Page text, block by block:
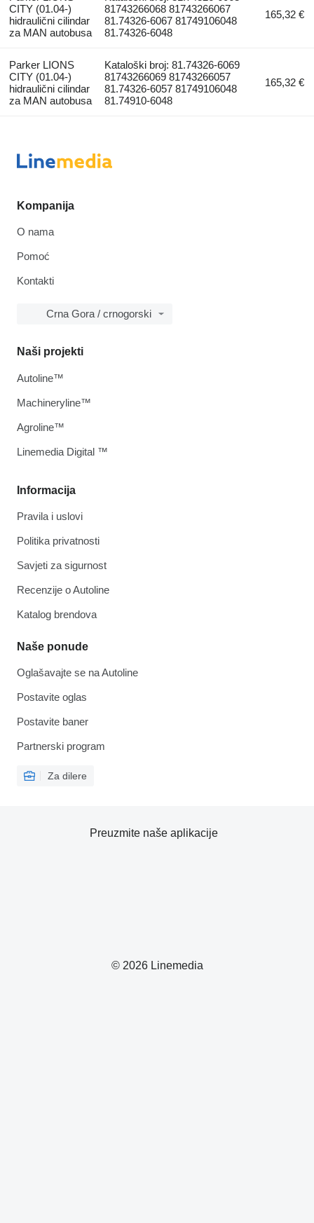
CITY (01.04-)
hidraulični cilindar
za MAN autobusa
81743266068 81743266067
81.74326-6067 81749106048
81.74326-6048
165,32 €
Parker LIONS
CITY (01.04-)
hidraulični cilindar
za MAN autobusa
Kataloški broj: 81.74326-6069
81743266069 81743266057
81.74326-6057 81749106048
81.74910-6048
165,32 €
Kompanija
O nama
Pomoć
Kontakti
Crna Gora / crnogorski
Informacija
Pravila i uslovi
Politika privatnosti
Savjeti za sigurnost
Recenzije o Autoline
Katalog brendova
Naše ponude
Oglašavajte se na Autoline
Postavite oglas
Postavite baner
Partnerski program
Za dilere
Naši projekti
Autoline™
Machineryline™
Agroline™
Linemedia Digital ™
© 2026 Linemedia
Preuzmite naše aplikacije